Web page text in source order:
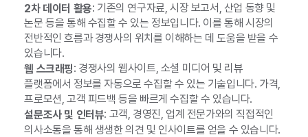
2차 데이터 활용: 기존의 연구자료, 시장 보고서, 산업 동향 및
논문 등을 통해 수집할 수 있는 정보입니다. 이를 통해 시장의
전반적인 흐름과 경쟁사의 위치를 이해하는 데 도움을 받을 수
있습니다.
웹 스크래핑: 경쟁사의 웹사이트, 소셜 미디어 및 리뷰
플랫폼에서 정보를 자동으로 수집할 수 있는 기술입니다. 가격,
프로모션, 고객 피드백 등을 빠르게 수집할 수 있습니다.
설문조사 및 인터뷰: 고객, 경영진, 업계 전문가와의 직접적인
의사소통을 통해 생생한 의견 및 인사이트를 얻을 수 있습니다.